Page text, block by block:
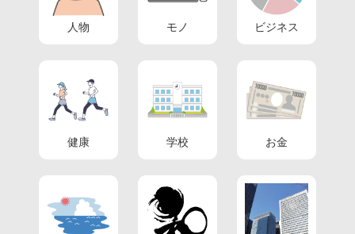
人物 モノ ビジネス
健康 学校 お金